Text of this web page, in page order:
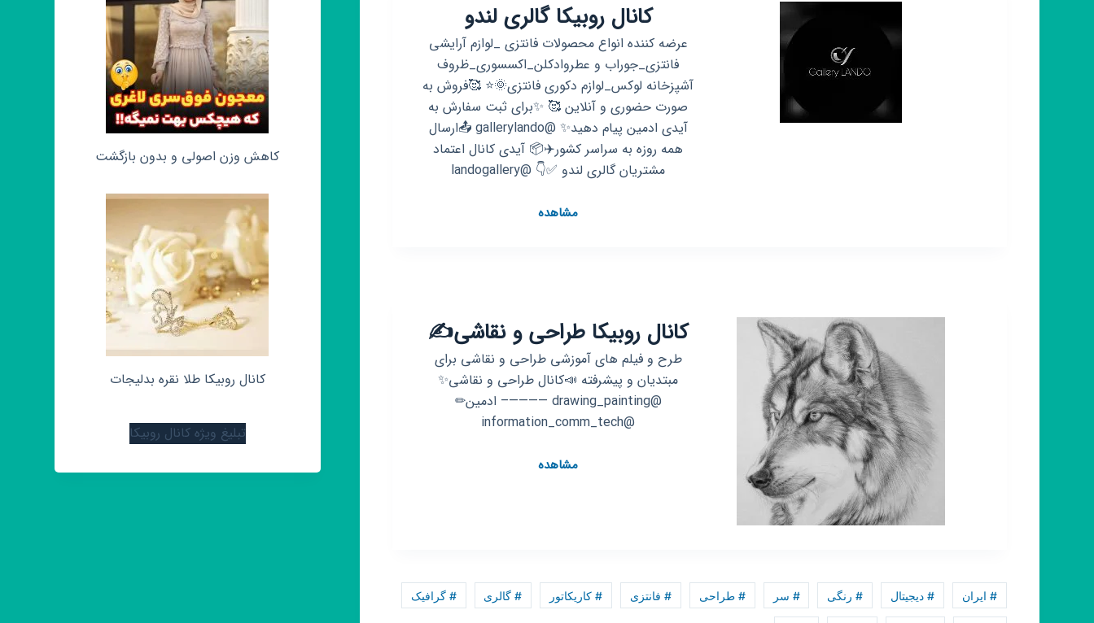
🥰
کانال روبیکا گالری لندو
عرضه کننده انواع محصولات فانتزی _لوازم آرایشی
فانتزی_جوراب و عطروادکلن_اکسسوری_ظروف
آشپزخانه لوکس_لوازم دکوری فانتزی🌞⭐ 🥰فروش به
صورت حضوری و آنلاین 🥰 ✨برای ثبت سفارش به
آیدی ادمین پیام دهید✨ @gallerylando 📤ارسال
همه روزه به سراسر کشور✈️📦 آیدی کانال اعتماد
مشتریان گالری لندو ✅👇 @landogallery
مشاهدهکانال
کانال روبیکا طراحی و نقاشی✍
طرح و فیلم های آموزشی طراحی و نقاشی برای
مبتدیان و پیشرفته 📣کانال طراحی و نقاشی✨
@drawing_painting ————– ادمین✏
@information_comm_tech
مشاهدهکانال
# ایران # دیجیتال # رنگی # سر # طراحی # فانتزی # کاریکاتور # گالری # گرافیک
کاهش وزن اصولی و بدون بازگشت
کانال روبیکا طلا نقره بدلیجات
تبلیغ ویژه کانال روبیکا